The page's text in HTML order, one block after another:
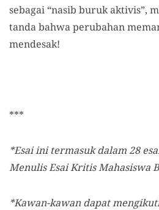
sebagai “nasib buruk aktivis”,
tanda bahwa perubahan
mendesak!
***
*Esai ini termasuk dalam 28
Menulis Esai Kritis Mahasiswa
*Kawan-kawan dapat